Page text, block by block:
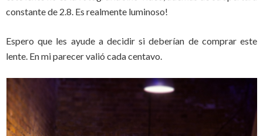
constante de 2.8. Es realmente luminoso!
Espero que les ayude a decidir si deberían de comprar este
lente. En mi parecer valió cada centavo.